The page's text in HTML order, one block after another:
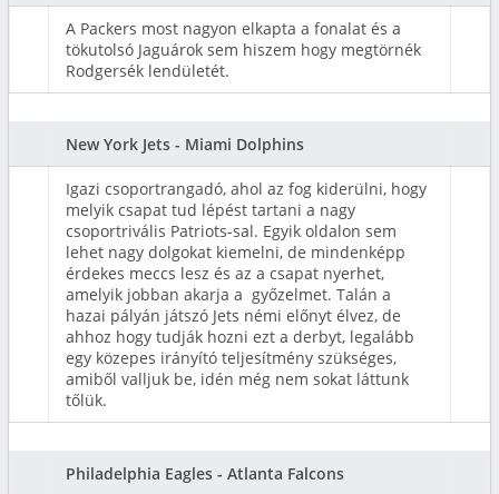
A Packers most nagyon elkapta a fonalat és a
tökutolsó Jaguárok sem hiszem hogy megtörnék
Rodgersék lendületét.
New York Jets - Miami Dolphins
Igazi csoportrangadó, ahol az fog kiderülni, hogy
melyik csapat tud lépést tartani a nagy
csoportrivális Patriots-sal. Egyik oldalon sem
lehet nagy dolgokat kiemelni, de mindenképp
érdekes meccs lesz és az a csapat nyerhet,
amelyik jobban akarja a győzelmet. Talán a
hazai pályán játszó Jets némi előnyt élvez, de
ahhoz hogy tudják hozni ezt a derbyt, legalább
egy közepes irányító teljesítmény szükséges,
amiből valljuk be, idén még nem sokat láttunk
tőlük.
Philadelphia Eagles - Atlanta Falcons